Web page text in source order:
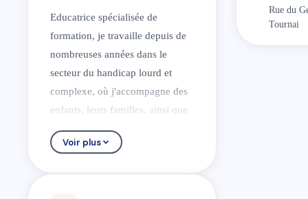
Educatrice spécialisée de
formation, je travaille depuis de
nombreuses années dans le
secteur du handicap lourd et
complexe, où j'accompagne des
enfants, leurs familles, ainsi que
les professionnels et les équipes
qui les entourent.
Voir plus
Rue du
Tournai